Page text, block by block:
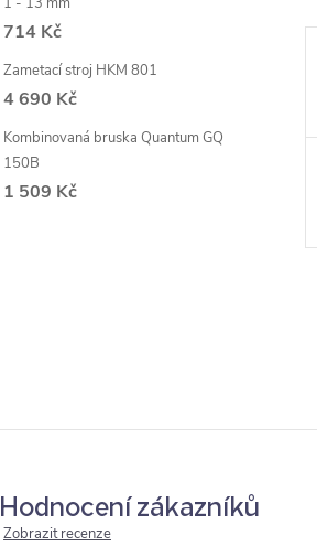
714 Kč
Zametací stroj HKM 801
4 690 Kč
Kombinovaná bruska Quantum GQ
150B
1 509 Kč
Hodnocení zákazníků
Zobrazit recenze